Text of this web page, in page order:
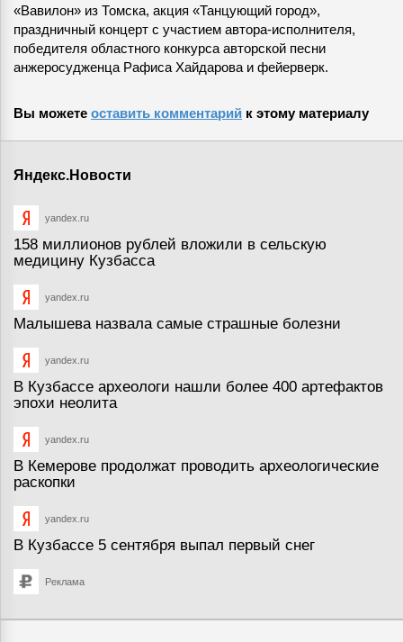
«Вавилон» из Томска, акция «Танцующий город»,
праздничный концерт с участием автора-исполнителя,
победителя областного конкурса авторской песни
анжеросудженца Рафиса Хайдарова и фейерверк.
Вы можете оставить комментарий к этому материалу
Яндекс.Новости
yandex.ru
158 миллионов рублей вложили в сельскую
медицину Кузбасса
yandex.ru
Малышева назвала самые страшные болезни
yandex.ru
В Кузбассе археологи нашли более 400 артефактов
эпохи неолита
yandex.ru
В Кемерове продолжат проводить археологические
раскопки
yandex.ru
В Кузбассе 5 сентября выпал первый снег
Реклама